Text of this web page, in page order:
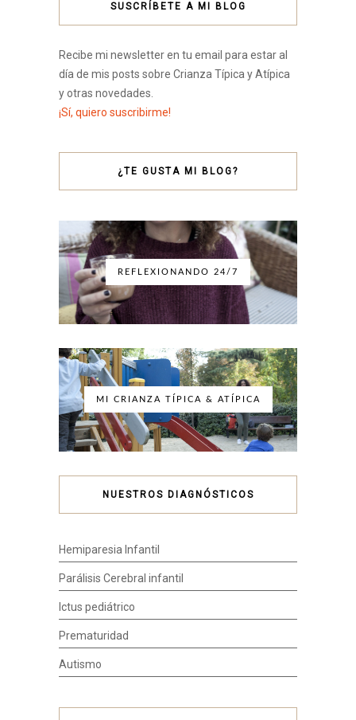
SUSCRÍBETE A MI BLOG
Recibe mi newsletter en tu email para estar al
día de mis posts sobre Crianza Típica y Atípica
y otras novedades.
¡Sí, quiero suscribirme!
¿TE GUSTA MI BLOG?
REFLEXIONANDO 24/7
MI CRIANZA TÍPICA & ATÍPICA
NUESTROS DIAGNÓSTICOS
Hemiparesia Infantil
Parálisis Cerebral infantil
Ictus pediátrico
Prematuridad
Autismo